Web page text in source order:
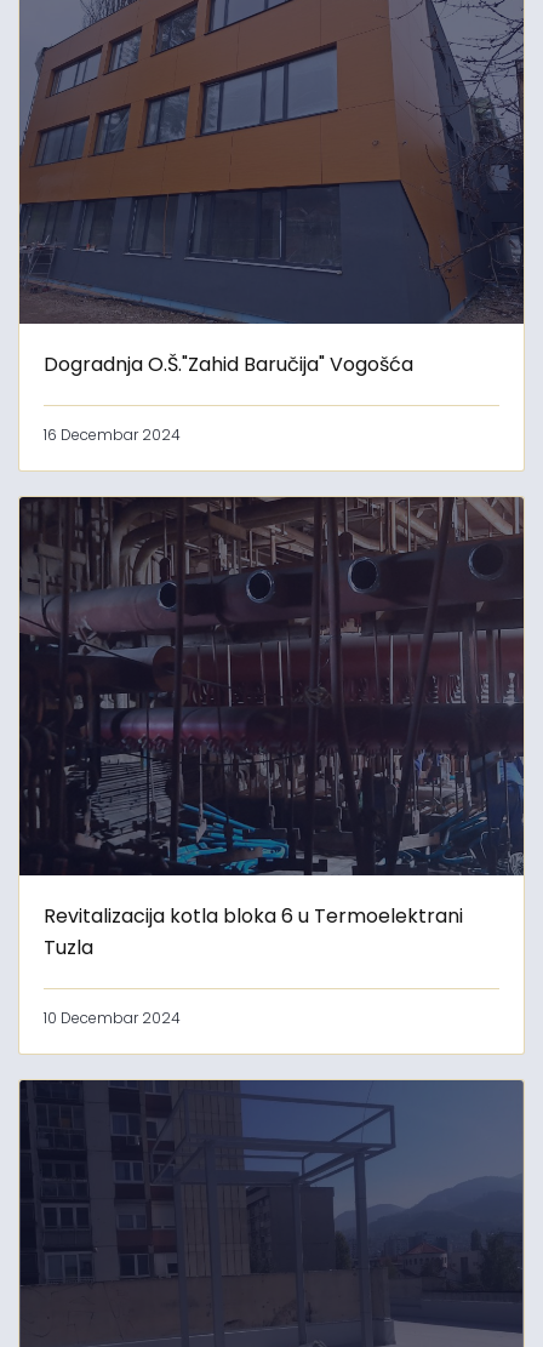
Dogradnja O.Š."Zahid Baručija" Vogošća
16 Decembar 2024
Revitalizacija kotla bloka 6 u Termoelektrani
Tuzla
10 Decembar 2024